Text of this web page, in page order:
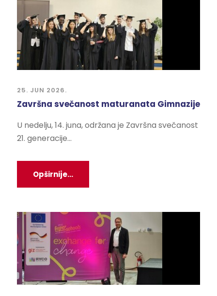
25. JUN 2026.
Završna svečanost maturanata Gimnazije
U nedelju, 14. juna, održana je Završna svečanost
21. generacije...
Opširnije...